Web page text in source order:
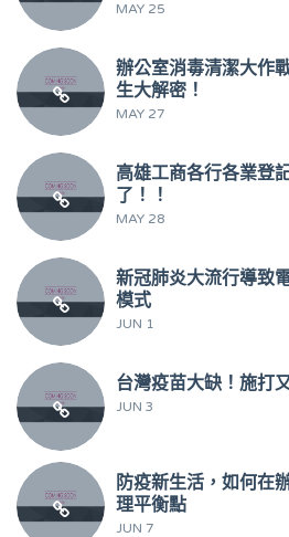
MAY 25
辦公室消毒清潔大作
生大解密！
MAY 27
高雄工商各行各業登
了！！
MAY 28
新冠肺炎大流行導致
模式
JUN 1
台灣疫苗大缺！施打
JUN 3
防疫新生活，如何在
理平衡點
JUN 7